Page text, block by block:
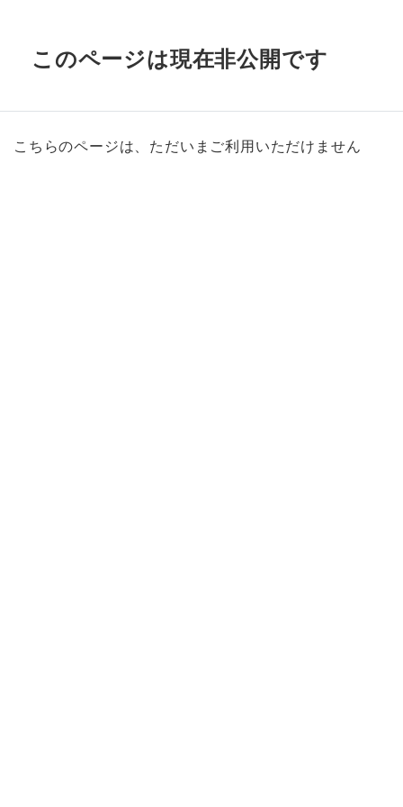
このページは現在非公開です
こちらのページは、ただいまご利用いただけません